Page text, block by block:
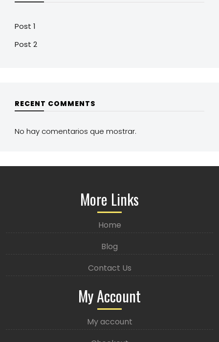
Post 1
Post 2
RECENT COMMENTS
No hay comentarios que mostrar.
More Links
Home
Blog
Contact Us
My Account
My account